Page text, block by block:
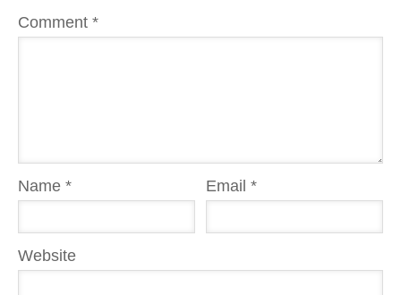
Comment *
Name * Email*
Website